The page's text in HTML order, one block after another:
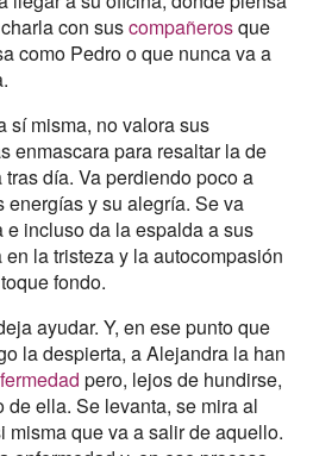
con suscompañerosque
como Pedro o que nunca va a
sí misma, no valora sus
enmascara para resaltar la de
día. Va perdiendo poco a
energías y su alegría. Se va
incluso da la espalda a sus
la tristeza y la autocompasión
fondo.
ayudar. Y, en ese punto que
la despierta, a Alejandra la han
pero, lejos de hundirse,
ella. Se levanta, se mira al
misma que va a salir de aquello.